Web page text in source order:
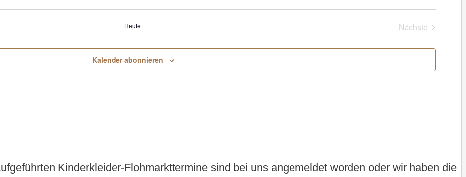
Heute
Nächste
Kalender abonnieren
Kinderkleider-Flohmarkttermine sind bei uns angemeldet worden oder wir haben die